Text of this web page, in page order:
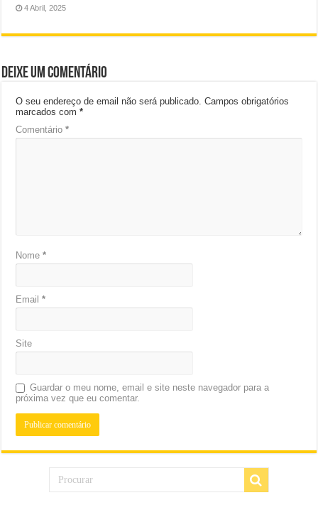
4 Abril, 2025
Deixe um comentário
O seu endereço de email não será publicado. Campos obrigatórios
marcados com*
Comentário*
Nome*
Email*
Site
Guardar o meu nome, email e site neste navegador para a
próxima vez que eu comentar.